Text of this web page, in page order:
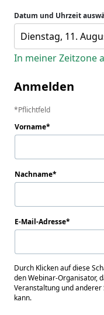
Datum und Uhrzeit
Dienstag, 11.
In meiner Zeitzone
Anmelden
Pflichtfeld
Vorname
Nachname
E-Mail-Adresse
Durch Klicken auf diese
den Webinar-Organisator,
Veranstaltung und
kann.